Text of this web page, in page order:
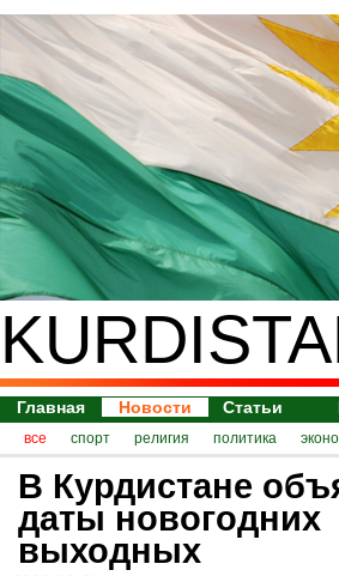
Главная Новости Статьи
все спорт религия политика
В Курдистане
даты новогодних
выходных